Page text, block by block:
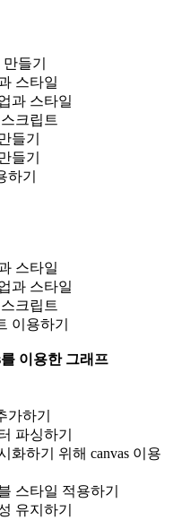
들기
스타일
과 스타일
크립트
들기
들기
하기
스타일
과 스타일
크립트
이용하기
이용한 그래프
가하기
파싱하기
화하기 위해 canvas 이용
스타일 적용하기
유지하기